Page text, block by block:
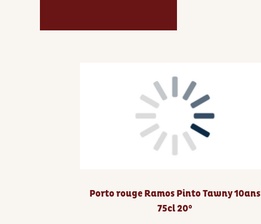
Porto rouge Ramos Pinto Tawny 10ans
75cl 20°